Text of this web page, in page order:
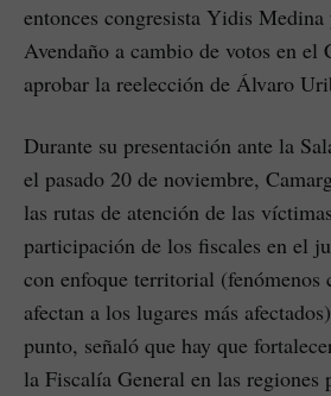
entonces congresista Yidis
Avendaño a cambio de votos en el
aprobar la reelección de Álvaro
Durante su presentación ante la
el pasado 20 de noviembre,
las rutas de atención de las
participación de los fiscales en el
con enfoque territorial (fenómenos
afectan a los lugares más
punto, señaló que hay que
la Fiscalía General en las regiones